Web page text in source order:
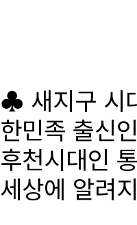
♣ 새지구 시
한민족 출신
후천시대인
세상에 알려